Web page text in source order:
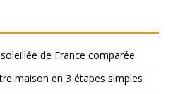
de France comparée
maison en 3 étapes simples